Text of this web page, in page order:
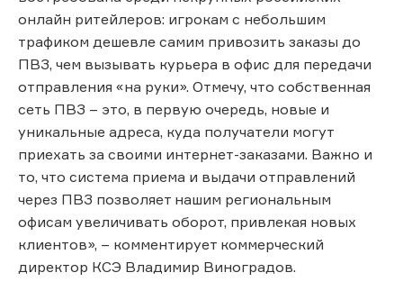
онлайн ритейлеров: игрокам с небольшим
трафиком дешевле самим привозить заказы до
ПВЗ, чем вызывать курьера в офис для передачи
отправления «на руки». Отмечу, что собственная
сеть ПВЗ – это, в первую очередь, новые и
уникальные адреса, куда получатели могут
приехать за своими интернет-заказами. Важно и
то, что система приема и выдачи отправлений
через ПВЗ позволяет нашим региональным
офисам увеличивать оборот, привлекая новых
клиентов», – комментирует коммерческий
директор КСЭ Владимир Виноградов.